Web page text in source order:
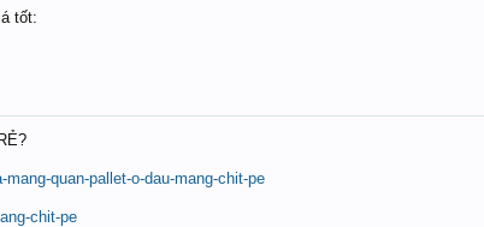
tốt:
quan-pallet-o-dau-mang-chit-pe
chit-pe